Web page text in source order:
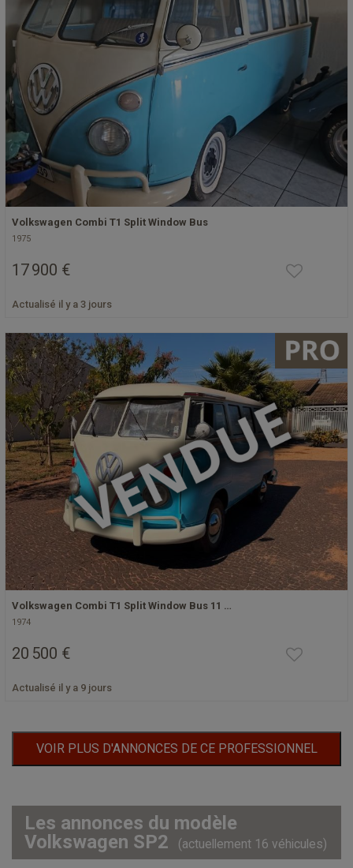
Volkswagen Combi T1 Split Window Bus
1975
17 900 €
Actualisé il y a 3 jours
Volkswagen Combi T1 Split Window Bus 11 …
1974
20 500 €
Actualisé il y a 9 jours
VOIR PLUS D'ANNONCES DE CE PROFESSIONNEL
Les annonces du modèle
Volkswagen SP2
(actuellement 16 véhicules)